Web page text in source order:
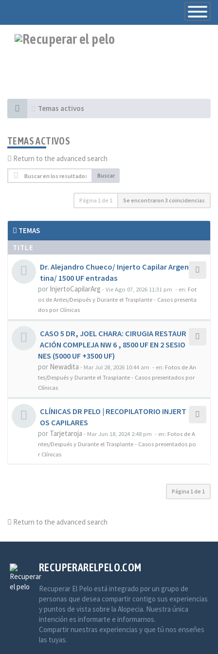
Toggle
Temas activos
TEMAS ACTIVOS
Return to the advanced search
Buscar
Página 1 de 1 Se encontraron 3 coincidencias
TEMAS
TITLE
Dr. Alejandro Chueco/ Injerto Capilar Argen
tina/ 1500 UF entradas
por InjertoCapilarArg -Vie Ago 07, 2026 11:31 pm - en: Fot
os de Antes/Después y Durante el Trasplante - Casos presenta
dos por Clínicas
CASO 5 DR, JOEL CHARA: CIRUGIA RESTAUR
ACIÓN COMPLEJA NW 6 , 8500 UF EN 2 SESIO
NES (5000 UF +3500 UF)
por Newadita - Mar Jul 28, 2026 10:44 am - en: Fotos de An
tes/Después y Durante el Trasplante - Casos presentados por
Clínicas
CLÍNICAS DR PELO | RECOPILATORIO INJERT
OS CAPILARES
por Tarjetaroja - Mar Jun 18, 2024 2:48 pm - en: Fotos de A
ntes/Después y Durante el Trasplante - Casos presentados po
r Clínicas
Página 1 de 1
Return to the advanced search
RECUPERARELPELO.COM
Recuperar El Pelo está integrado por un grupo de
personas que desea compartir contigo sus experiencias
y puntos de vista sobre la Alopecia. Nuestra única
intención es informarte e informarnos.
Compartir nuestras experiencias y que tú nos enseñes
las tuyas.